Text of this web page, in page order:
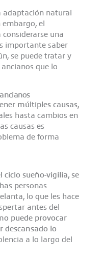
adaptación natural
el
una
importante saber
se puede tratar y
que lo
múltiples causas,
hasta cambios en
causas es
de forma
sueño-vigilia, se
personas
lo que les hace
antes del
puede provocar
descansado lo
a lo largo del